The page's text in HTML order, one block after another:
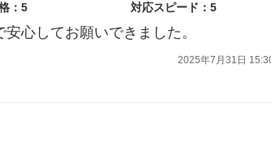
：5 対応スピード：5
心してお願いできました。
2025年7月31日